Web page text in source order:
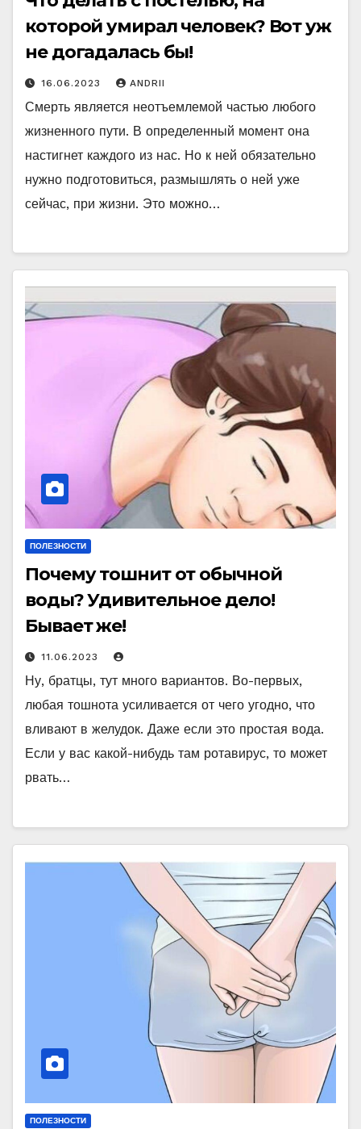
которой умирал человек? Вот уж
не догадалась бы!
16.06.2023 ANDRII
Смерть является неотъемлемой частью любого
жизненного пути. В определенный момент она
настигнет каждого из нас. Но к ней обязательно
нужно подготовиться, размышлять о ней уже
сейчас, при жизни. Это можно…
ПОЛЕЗНОСТИ
Почему тошнит от обычной
воды? Удивительное дело!
Бывает же!
11.06.2023
Ну, братцы, тут много вариантов. Во-первых,
любая тошнота усиливается от чего угодно, что
вливают в желудок. Даже если это простая вода.
Если у вас какой-нибудь там ротавирус, то может
рвать…
ПОЛЕЗНОСТИ